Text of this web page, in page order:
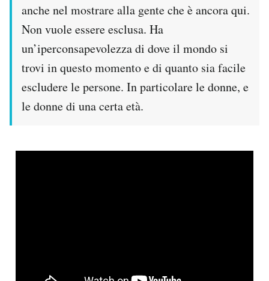
anche nel mostrare alla gente che è ancora qui.
Non vuole essere esclusa. Ha
un’iperconsapevolezza di dove il mondo si
trovi in questo momento e di quanto sia facile
escludere le persone. In particolare le donne, e
le donne di una certa età.